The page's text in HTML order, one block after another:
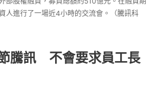
人進行了一場近4小時的交流會。（騰訊科
騰訊 不會要求員工長